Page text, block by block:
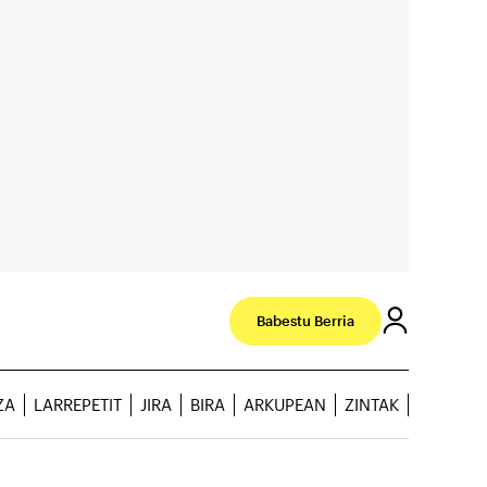
Babestu Berria
LARREPETIT JIRA BIRA ARKUPEAN ZINTAK